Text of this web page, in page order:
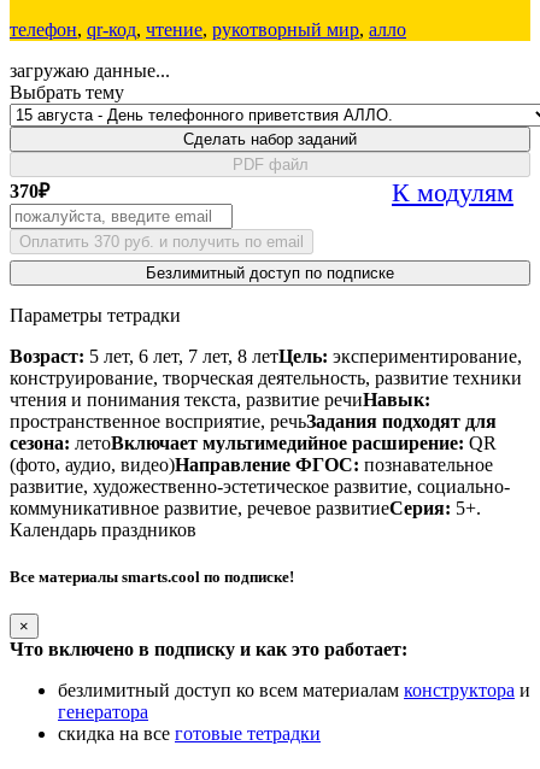
телефон, qr-код, чтение, рукотворный мир, алло
загружаю данные...
Выбрать тему
Сделать набор заданий
PDF файл
370₽ К модулям
Оплатить 370 руб. и получить по email
Безлимитный доступ по подписке
Параметры тетрадки
Возраст: 5 лет, 6 лет, 7 лет, 8 летЦель: экспериментирование,
конструирование, творческая деятельность, развитие техники
чтения и понимания текста, развитие речиНавык:
пространственное восприятие, речьЗадания подходят для
сезона: летоВключает мультимедийное расширение: QR
(фото, аудио, видео)Направление ФГОС: познавательное
развитие, художественно-эстетическое развитие, социально-
коммуникативное развитие, речевое развитиеСерия: 5+.
Календарь праздников
Все материалы smarts.cool по подписке!
×
Что включено в подписку и как это работает:
безлимитный доступ ко всем материалам конструктора и
генератора
скидка на все готовые тетрадки